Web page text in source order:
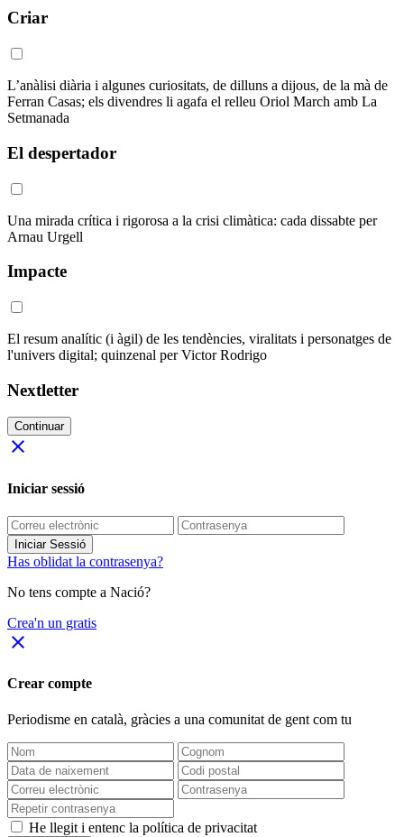
Criar
L’anàlisi diària i algunes curiositats, de dilluns a dijous, de la mà de
Ferran Casas; els divendres li agafa el relleu Oriol March amb La
Setmanada
El despertador
Una mirada crítica i rigorosa a la crisi climàtica: cada dissabte per
Arnau Urgell
Impacte
El resum analític (i àgil) de les tendències, viralitats i personatges de
l'univers digital; quinzenal per Victor Rodrigo
Nextletter
Continuar
close
Iniciar sessió
Iniciar Sessió
Has oblidat la contrasenya?
No tens compte a Nació?
Crea'n un gratis
close
Crear compte
Periodisme en català, gràcies a una comunitat de gent com tu
He llegit i entenc la política de privacitat